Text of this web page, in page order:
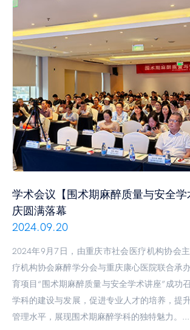
学术会议【围术期麻醉质量与安全
庆圆满落幕
2024.09.20
2024年9月7日，由重庆市社会医疗机构协会
疗机构协会麻醉学分会与重庆康心医院联合承
育项目“围术期麻醉质量与安全学术讲座”成功
学科的建设与发展，促进专业人才的培养，提
管理水平，展现围术期麻醉学科的独特魅力。...